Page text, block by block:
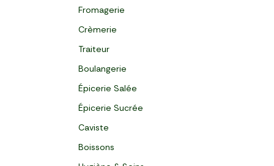
Fromagerie
Crèmerie
Traiteur
Boulangerie
Épicerie Salée
Épicerie Sucrée
Caviste
Boissons